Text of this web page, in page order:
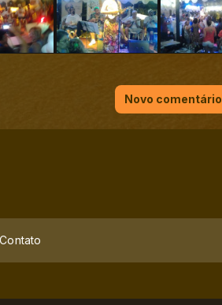
Novo comentário
Contato